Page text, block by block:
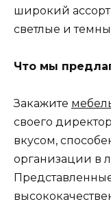
широкий
светлые и
Что мы
Закажите
своего
вкусом,
организации в